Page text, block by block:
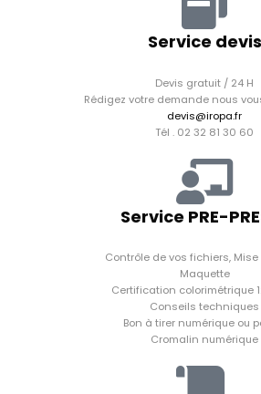
Service devis
Devis gratuit / 24 H
Rédigez votre demande nous
devis@iropa.fr
Tél . 02 32 81 30 60
Service PRE-
Contrôle de vos fichiers,
Maquette
Certification colorimétrique
Conseils techniques
Bon à tirer numérique ou
Cromalin numérique